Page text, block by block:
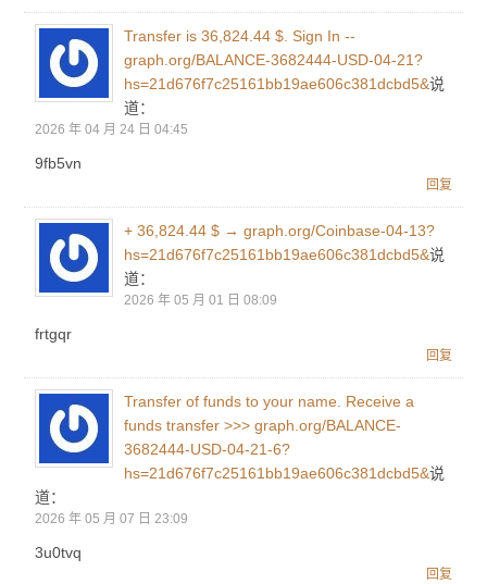
Transfer is 36,824.44 $. Sign In --
graph.org/BALANCE-3682444-USD-04-21?
hs=21d676f7c25161bb19ae606c381dcbd5&说
道：
2026 年 04 月 24 日 04:45
9fb5vn
回复
+ 36,824.44 $ → graph.org/Coinbase-04-13?
hs=21d676f7c25161bb19ae606c381dcbd5&说
道：
2026 年 05 月 01 日 08:09
frtgqr
回复
Transfer of funds to your name. Receive a
funds transfer >>> graph.org/BALANCE-
3682444-USD-04-21-6?
hs=21d676f7c25161bb19ae606c381dcbd5&说
道：
2026 年 05 月 07 日 23:09
3u0tvq
回复